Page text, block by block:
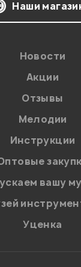
на обработку
Политикой в
число:
Наши
Новости
Акции
Отзывы
Мелодии
Инструкции
вашу
Уценка